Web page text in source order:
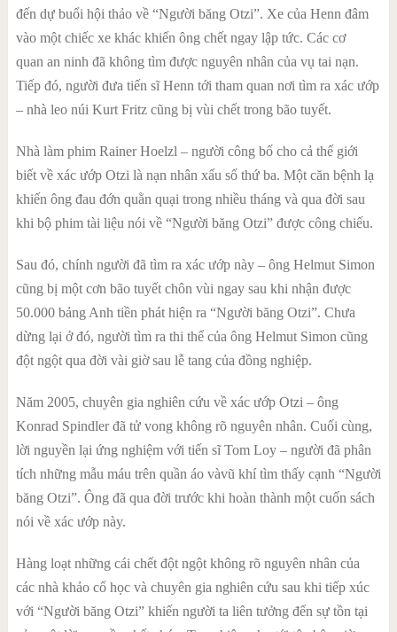
đến dự buổi hội thảo về “Người băng Otzi”. Xe của Henn đâm
vào một chiếc xe khác khiến ông chết ngay lập tức. Các cơ
quan an ninh đã không tìm được nguyên nhân của vụ tai nạn.
Tiếp đó, người đưa tiến sĩ Henn tới tham quan nơi tìm ra xác ướp
– nhà leo núi Kurt Fritz cũng bị vùi chết trong bão tuyết.
Nhà làm phim Rainer Hoelzl – người công bố cho cả thế giới
biết về xác ướp Otzi là nạn nhân xấu số thứ ba. Một căn bệnh lạ
khiến ông đau đớn quằn quại trong nhiều tháng và qua đời sau
khi bộ phim tài liệu nói về “Người băng Otzi” được công chiếu.
Sau đó, chính người đã tìm ra xác ướp này – ông Helmut Simon
cũng bị một cơn bão tuyết chôn vùi ngay sau khi nhận được
50.000 bảng Anh tiền phát hiện ra “Người băng Otzi”. Chưa
dừng lại ở đó, người tìm ra thi thể của ông Helmut Simon cũng
đột ngột qua đời vài giờ sau lễ tang của đồng nghiệp.
Năm 2005, chuyên gia nghiên cứu về xác ướp Otzi – ông
Konrad Spindler đã tử vong không rõ nguyên nhân. Cuối cùng,
lời nguyền lại ứng nghiệm với tiến sĩ Tom Loy – người đã phân
tích những mẫu máu trên quần áo vàvũ khí tìm thấy cạnh “Người
băng Otzi”. Ông đã qua đời trước khi hoàn thành một cuốn sách
nói về xác ướp này.
Hàng loạt những cái chết đột ngột không rõ nguyên nhân của
các nhà khảo cổ học và chuyên gia nghiên cứu sau khi tiếp xúc
với “Người băng Otzi” khiến người ta liên tưởng đến sự tồn tại